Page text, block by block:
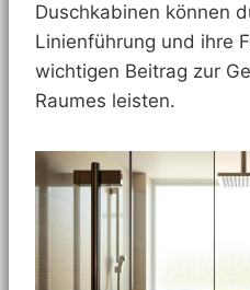
Duschkabinen können
Linienführung und ihre
wichtigen Beitrag zur
Raumes leisten.